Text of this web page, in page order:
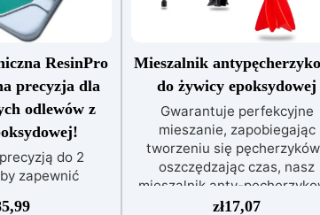
ResinPro
precyzja dla
odlewów z
do 2
zapewnić
Mieszalnik
do żywicy epoksydowej
Gwarantuje perfekcyjne
mieszanie, zapobiegając
tworzeniu się
oszczędzając czas, nasz
mieszalnik anty-
jest łatwy w użyciu i
zł17,07